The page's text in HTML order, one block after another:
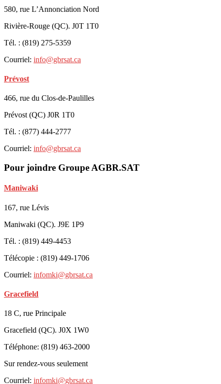
580, rue L’Annonciation Nord
Rivière-Rouge (QC). J0T 1T0
Tél. : (819) 275-5359
Courriel: info@gbrsat.ca
Prévost
466, rue du Clos-de-Paulilles
Prévost (QC) J0R 1T0
Tél. : (877) 444-2777
Courriel: info@gbrsat.ca
Pour joindre Groupe AGBR.SAT
Maniwaki
167, rue Lévis
Maniwaki (QC). J9E 1P9
Tél. : (819) 449-4453
Télécopie : (819) 449-1706
Courriel: infomki@gbrsat.ca
Gracefield
18 C, rue Principale
Gracefield (QC). J0X 1W0
Téléphone: (819) 463-2000
Sur rendez-vous seulement
Courriel: infomki@gbrsat.ca